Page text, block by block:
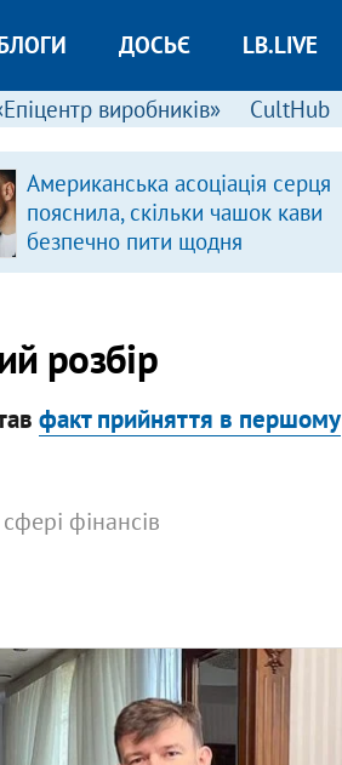
ДОСЬЄ LB.LIVE
виробників» CultHub
Американська асоціація серця
пояснила, скільки чашок кави
безпечно пити щодня
розбір
факт прийняття в першому
фінансів